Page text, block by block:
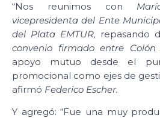
“Nos reunimos con
vicepresidenta del Ente
del Plata EMTUR, repasando
convenio firmado entre
apoyo mutuo desde el
promocional como ejes de
afirmó Federico Escher.
Y agregó: “Fue una muy